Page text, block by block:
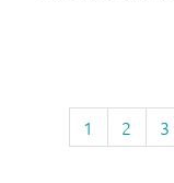
1 2 3